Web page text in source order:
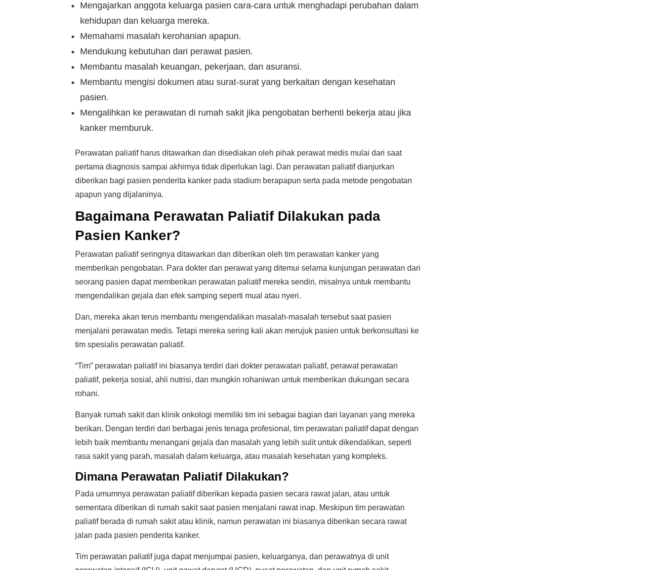
Mengajarkan anggota keluarga pasien cara-cara untuk menghadapi perubahan dalam
kehidupan dan keluarga mereka.
Memahami masalah kerohanian apapun.
Mendukung kebutuhan dari perawat pasien.
Membantu masalah keuangan, pekerjaan, dan asuransi.
Membantu mengisi dokumen atau surat-surat yang berkaitan dengan kesehatan
pasien.
Mengalihkan ke perawatan di rumah sakit jika pengobatan berhenti bekerja atau jika
kanker memburuk.
Perawatan paliatif harus ditawarkan dan disediakan oleh pihak perawat medis mulai dari saat
pertama diagnosis sampai akhirnya tidak diperlukan lagi. Dan perawatan paliatif dianjurkan
diberikan bagi pasien penderita kanker pada stadium berapapun serta pada metode pengobatan
apapun yang dijalaninya.
Bagaimana Perawatan Paliatif Dilakukan pada
Pasien Kanker?
Perawatan paliatif seringnya ditawarkan dan diberikan oleh tim perawatan kanker yang
memberikan pengobatan. Para dokter dan perawat yang ditemui selama kunjungan perawatan dari
seorang pasien dapat memberikan perawatan paliatif mereka sendiri, misalnya untuk membantu
mengendalikan gejala dan efek samping seperti mual atau nyeri.
Dan, mereka akan terus membantu mengendalikan masalah-masalah tersebut saat pasien
menjalani perawatan medis. Tetapi mereka sering kali akan merujuk pasien untuk berkonsultasi ke
tim spesialis perawatan paliatif.
“Tim” perawatan paliatif ini biasanya terdiri dari dokter perawatan paliatif, perawat perawatan
paliatif, pekerja sosial, ahli nutrisi, dan mungkin rohaniwan untuk memberikan dukungan secara
rohani.
Banyak rumah sakit dan klinik onkologi memiliki tim ini sebagai bagian dari layanan yang mereka
berikan. Dengan terdiri dari berbagai jenis tenaga profesional, tim perawatan paliatif dapat dengan
lebih baik membantu menangani gejala dan masalah yang lebih sulit untuk dikendalikan, seperti
rasa sakit yang parah, masalah dalam keluarga, atau masalah kesehatan yang kompleks.
Dimana Perawatan Paliatif Dilakukan?
Pada umumnya perawatan paliatif diberikan kepada pasien secara rawat jalan, atau untuk
sementara diberikan di rumah sakit saat pasien menjalani rawat inap. Meskipun tim perawatan
paliatif berada di rumah sakit atau klinik, namun perawatan ini biasanya diberikan secara rawat
jalan pada pasien penderita kanker.
Tim perawatan paliatif juga dapat menjumpai pasien, keluarganya, dan perawatnya di unit